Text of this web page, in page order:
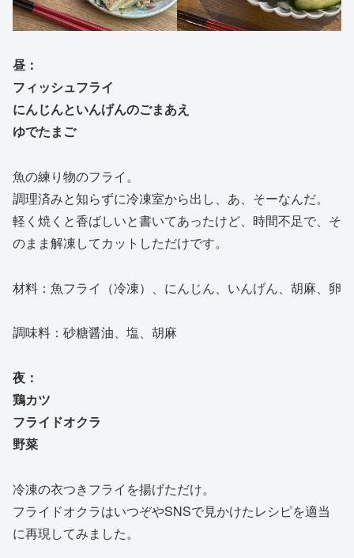
昼：
フィッシュフライ
にんじんといんげんのごまあえ
ゆでたまご
魚の練り物のフライ。
調理済みと知らずに冷凍室から出し、あ、そーなんだ。
軽く焼くと香ばしいと書いてあったけど、時間不足で、そ
のまま解凍してカットしただけです。
材料：魚フライ（冷凍）、にんじん、いんげん、胡麻、卵
調味料：砂糖醤油、塩、胡麻
夜：
鶏カツ
フライドオクラ
野菜
冷凍の衣つきフライを揚げただけ。
フライドオクラはいつぞやSNSで見かけたレシピを適当
に再現してみました。